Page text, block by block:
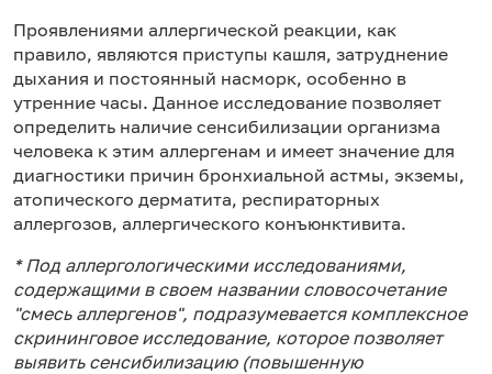
Проявлениями аллергической реакции, как
правило, являются приступы кашля, затруднение
дыхания и постоянный насморк, особенно в
утренние часы. Данное исследование позволяет
определить наличие сенсибилизации организма
человека к этим аллергенам и имеет значение для
диагностики причин бронхиальной астмы, экземы,
атопического дерматита, респираторных
аллергозов, аллергического конъюнктивита.
* Под аллергологическими исследованиями,
содержащими в своем названии словосочетание
"смесь аллергенов", подразумевается комплексное
скрининговое исследование, которое позволяет
выявить сенсибилизацию (повышенную